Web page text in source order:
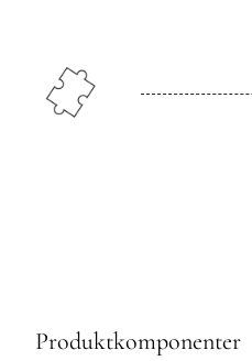
Produktkomponenter